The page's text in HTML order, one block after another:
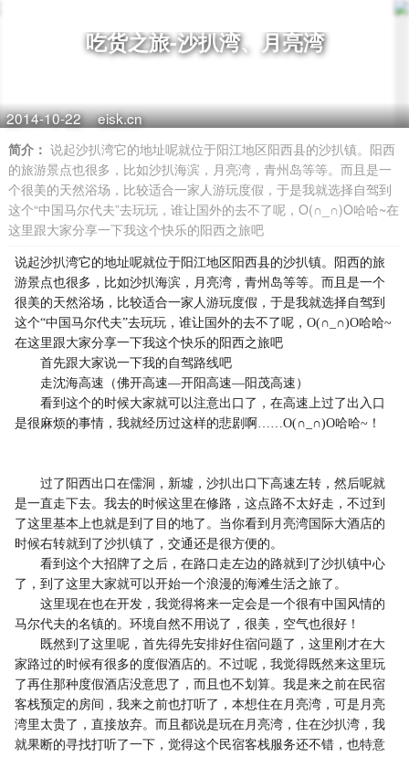
吃货之旅-沙扒湾、月亮湾
2014-10-22 eisk.cn
简介： 说起沙扒湾它的地址呢就位于阳江地区阳西县的沙扒镇。阳西
的旅游景点也很多，比如沙扒海滨，月亮湾，青州岛等等。而且是一
个很美的天然浴场，比较适合一家人游玩度假，于是我就选择自驾到
这个“中国马尔代夫”去玩玩，谁让国外的去不了呢，O(∩_∩)O哈哈~在
这里跟大家分享一下我这个快乐的阳西之旅吧
说起沙扒湾它的地址呢就位于阳江地区阳西县的沙扒镇。阳西的旅
游景点也很多，比如沙扒海滨，月亮湾，青州岛等等。而且是一个
很美的天然浴场，比较适合一家人游玩度假，于是我就选择自驾到
这个“中国马尔代夫”去玩玩，谁让国外的去不了呢，O(∩_∩)O哈哈~
在这里跟大家分享一下我这个快乐的阳西之旅吧
首先跟大家说一下我的自驾路线吧
走沈海高速（佛开高速—开阳高速—阳茂高速）
看到这个的时候大家就可以注意出口了，在高速上过了出入口
是很麻烦的事情，我就经历过这样的悲剧啊……O(∩_∩)O哈哈~！
过了阳西出口在儒洞，新墟，沙扒出口下高速左转，然后呢就
是一直走下去。我去的时候这里在修路，这点路不太好走，不过到
了这里基本上也就是到了目的地了。当你看到月亮湾国际大酒店的
时候右转就到了沙扒镇了，交通还是很方便的。
看到这个大招牌了之后，在路口走左边的路就到了沙扒镇中心
了，到了这里大家就可以开始一个浪漫的海滩生活之旅了。
这里现在也在开发，我觉得将来一定会是一个很有中国风情的
马尔代夫的名镇的。环境自然不用说了，很美，空气也很好！
既然到了这里呢，首先得先安排好住宿问题了，这里刚才在大
家路过的时候有很多的度假酒店的。不过呢，我觉得既然来这里玩
了再住那种度假酒店没意思了，而且也不划算。我是来之前在民宿
客栈预定的房间，我来之前也打听了，本想住在月亮湾，可是月亮
湾里太贵了，直接放弃。而且都说是玩在月亮湾，住在沙扒湾，我
就果断的寻找打听了一下，觉得这个民宿客栈服务还不错，也特意